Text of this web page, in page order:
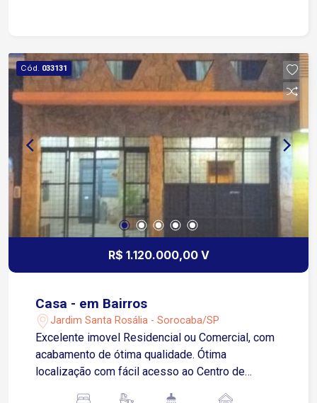
Cód. 033131
R$ 1.120.000,00 V
Casa - em Bairros
Jardim Santa Rosália - Sorocaba/SP
Excelente imovel Residencial ou Comercial, com
acabamento de ótima qualidade. Ótima
localização com fácil acesso ao Centro de